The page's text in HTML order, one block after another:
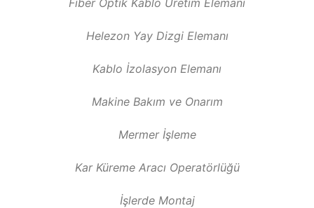
Fiber Optik Kablo Üretim Elemanı
Helezon Yay Dizgi Elemanı
Kablo İzolasyon Elemanı
Makine Bakım ve Onarım
Mermer İşleme
Kar Küreme Aracı Operatörlüğü
İşlerde Montaj